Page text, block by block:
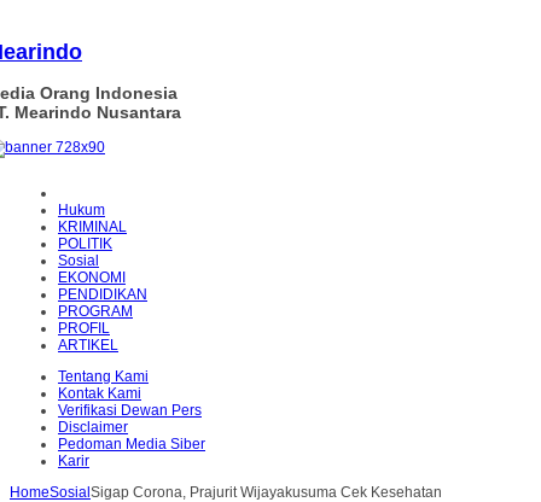
Orang Indonesia
Mearindo Nusantara
Hukum
KRIMINAL
POLITIK
Sosial
EKONOMI
PENDIDIKAN
PROGRAM
PROFIL
ARTIKEL
Tentang Kami
Kontak Kami
Verifikasi Dewan Pers
Disclaimer
Pedoman Media Siber
Karir
HomeSosial Sigap Corona, Prajurit Wijayakusuma Cek Kesehatan